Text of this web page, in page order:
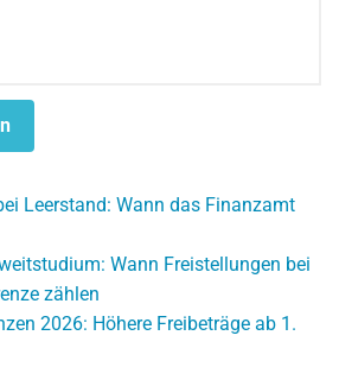
Leerstand: Wann das Finanzamt
Wann Freistellungen bei
zählen
2026: Höhere Freibeträge ab 1.